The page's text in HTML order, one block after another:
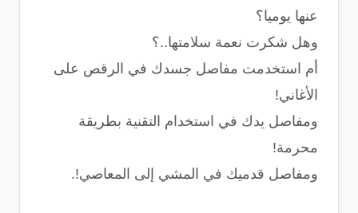
عنها يوميا؟
وهل شكرت نعمة سلامتها..؟
أم استخدمت مفاصل جسدك في الرقص على
الأغاني!
ومفاصل يدك في استخدام التقنية بطريقة
محرمة!
ومفاصل قدميك في المشي إلى المعاصي!.